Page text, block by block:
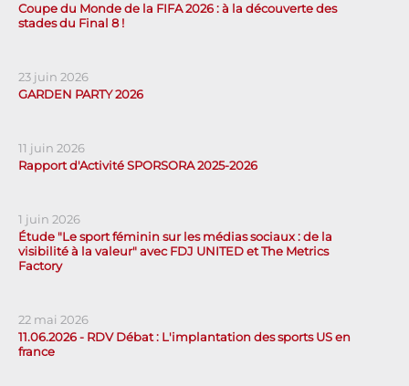
Coupe du Monde de la FIFA 2026 : à la découverte des
stades du Final 8 !
23 juin 2026
GARDEN PARTY 2026
11 juin 2026
Rapport d'Activité SPORSORA 2025-2026
1 juin 2026
Étude "Le sport féminin sur les médias sociaux : de la
visibilité à la valeur" avec FDJ UNITED et The Metrics
Factory
22 mai 2026
11.06.2026 - RDV Débat : L'implantation des sports US en
france